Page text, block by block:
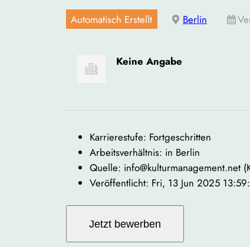
Automatisch Erstellt Berlin
Keine Angabe
Karrierestufe: Fortgeschritten
Arbeitsverhältnis: in Berlin
Quelle: info@kulturmanagement.net
Veröffentlicht: Fri, 13 Jun 2025